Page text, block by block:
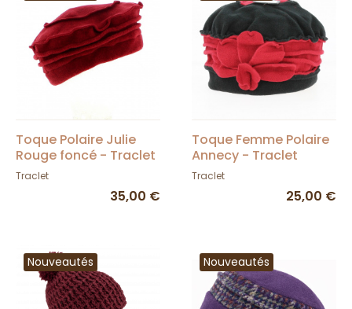
Toque Polaire Julie
Rouge foncé - Traclet
Traclet
35,00 €
Toque Femme Polaire
Annecy - Traclet
Traclet
25,00 €
Nouveautés Nouveautés